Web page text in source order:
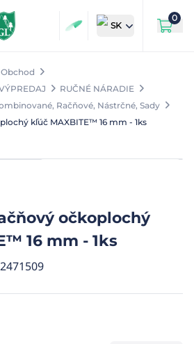
SK
0
Obchod
RUČNÉ NÁRADIE
Račňové, Nástrčné, Sady
kľúč MAXBITE™ 16 mm - 1ks
očkoplochý
16 mm - 1ks